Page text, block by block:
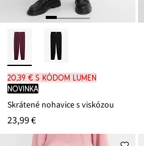
20,39 € s kódom LUMEN
novinka
Skrátené nohavice s viskózou
23,99 €